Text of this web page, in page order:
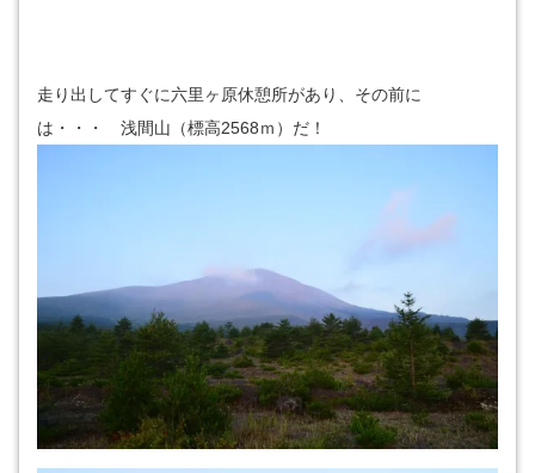
走り出してすぐに六里ヶ原休憩所があり、その前に
は・・・ 浅間山（標高2568ｍ）だ！